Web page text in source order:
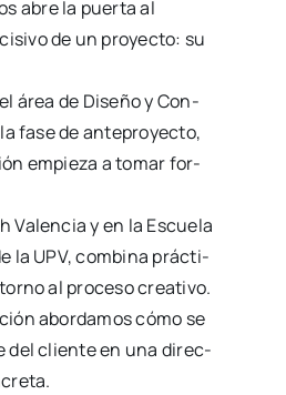
abre la puer­ta al
de un pro­yec­to: su
área de Dise­ño y Con­
fase de ante­pro­yec­to,
empie­za a tomar for­
Valen­cia y en la Escue­la
la UPV, com­bi­na prác­ti­
al pro­ce­so crea­ti­vo.
abor­da­mos cómo se
del clien­te en una direc­